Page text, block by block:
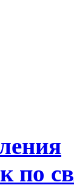
по